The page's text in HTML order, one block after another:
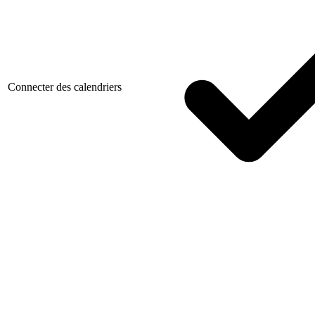
Connecter des calendriers